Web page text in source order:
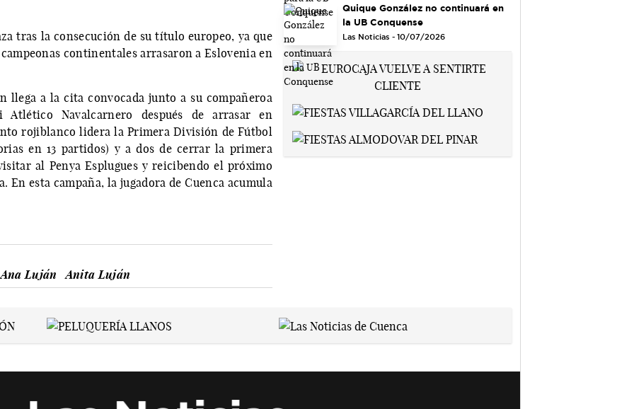
tras la consecución de su título europeo, ya que
continentales arrasaron a Eslovenia en
llega a la cita convocada junto a su compañeroa
Navalcarnero después de arrasar en
rojiblanco lidera la Primera División de Fútbol
en 13 partidos) y a dos de cerrar la primera
al Penya Esplugues y reicibendo el próximo
En esta campaña, la jugadora de Cuenca acumula
Ana Luján Anita Luján
Quique González no continuará en
la UB Conquense
Las Noticias - 10/07/2026